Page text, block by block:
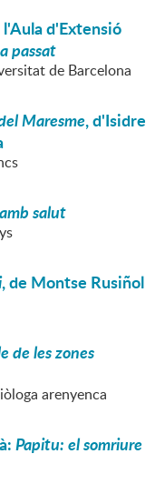
d'Extensió
passat
de Barcelona
Maresme, d'Isidre
salut
, de Montse Rusiñol
de les zones
arenyenca
Papitu: el somriure